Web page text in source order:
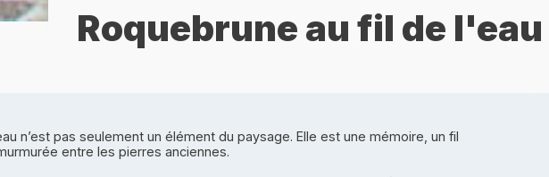
Roquebrune au fil de l'eau
n’est pas seulement un élément du paysage. Elle est une mémoire, un fil
entre les pierres anciennes.